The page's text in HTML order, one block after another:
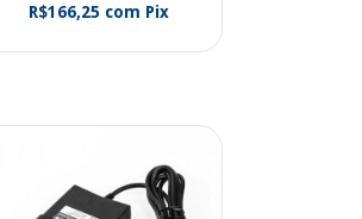
R$166,25 com Pix